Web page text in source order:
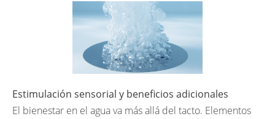
Estimulación sensorial y beneficios adicionales
El bienestar en el agua va más allá del tacto. Elementos